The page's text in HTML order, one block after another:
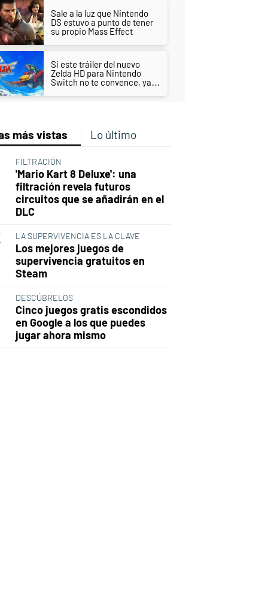
Sale a la luz que Nintendo
DS estuvo a punto de tener
su propio Mass Effect
Si este tráiler del nuevo
Zelda HD para Nintendo
Switch no te convence, ya
más vistas Lo último
FILTRACIÓN
'Mario Kart 8 Deluxe': una
filtración revela futuros
circuitos que se añadirán en el
DLC
LA SUPERVIVENCIA ES LA CLAVE
Los mejores juegos de
supervivencia gratuitos en
Steam
DESCÚBRELOS
Cinco juegos gratis escondidos
en Google a los que puedes
jugar ahora mismo